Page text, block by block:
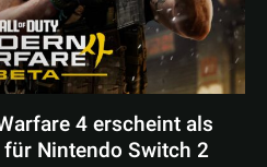
4 erscheint als
Nintendo Switch 2